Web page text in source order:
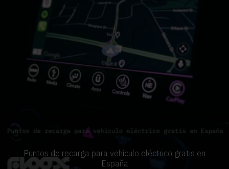
Puntos de recarga para vehículo eléctrico gratis en
España